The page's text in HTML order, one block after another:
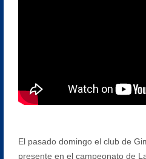
El pasado domingo el club de
presente en el campeonato de